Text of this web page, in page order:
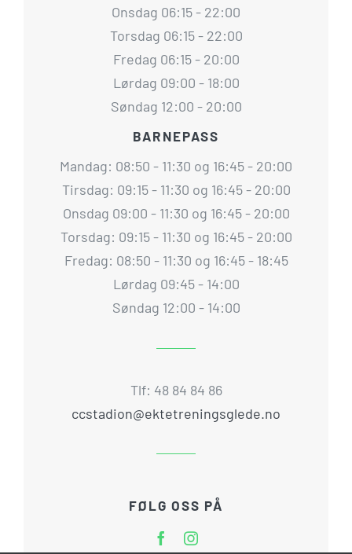
Onsdag 06:15 - 22:00
Torsdag 06:15 - 22:00
Fredag 06:15 - 20:00
Lørdag 09:00 - 18:00
Søndag 12:00 - 20:00
BARNEPASS
Mandag: 08:50 - 11:30 og 16:45 - 20:00
Tirsdag: 09:15 - 11:30 og 16:45 - 20:00
Onsdag 09:00 - 11:30 og 16:45 - 20:00
Torsdag: 09:15 - 11:30 og 16:45 - 20:00
Fredag: 08:50 - 11:30 og 16:45 - 18:45
Lørdag 09:45 - 14:00
Søndag 12:00 - 14:00
Tlf: 48 84 84 86
ccstadion@ektetreningsglede.no
FØLG OSS PÅ